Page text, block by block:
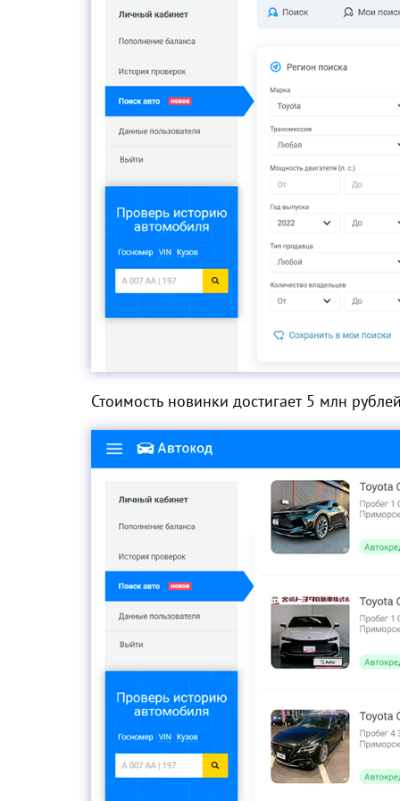
Стоимость новинки достигает 5 млн